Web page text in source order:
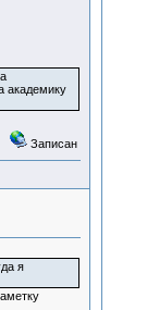
академику
Записан
я